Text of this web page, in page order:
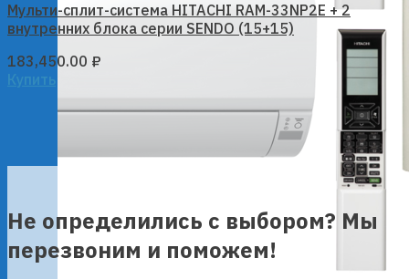
Мульти-сплит-система HITACHI RAM-33NP2E + 2
внутренних блока серии SENDO (15+15)
183,450.00 ₽
Купить
Не определились с выбором? Мы
перезвоним и поможем!